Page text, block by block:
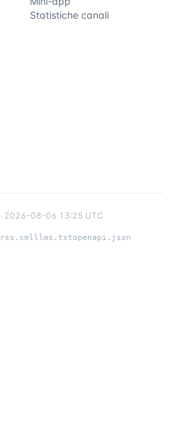
Statistiche canali
· 2026-08-06 13:25 UTC
rss.xmlllms.txtopenapi.json